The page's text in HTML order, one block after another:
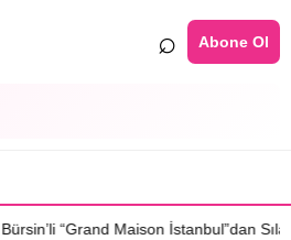
⌕ Abone Ol
İstanbul”dan Sıla Türkoğlu’na teklif